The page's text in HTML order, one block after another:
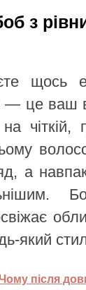
з
щось
— це ваш
чіткій,
а
який
Чому після